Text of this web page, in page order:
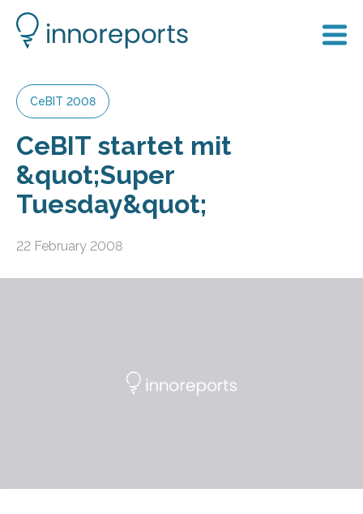
CeBIT 2008
CeBIT startet mit
&quot;Super
Tuesday&quot;
22 February 2008